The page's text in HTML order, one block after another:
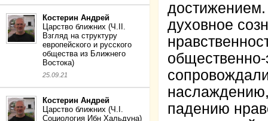
Костерин Андрей
Царство ближних (Ч.II.
Взгляд на структуру
европейского и русского
общества из Ближнего
Востока)
25.09.21
Костерин Андрей
Царство ближних (Ч.I.
Социология Ибн Хальдуна)
духовное
общественно-
падению